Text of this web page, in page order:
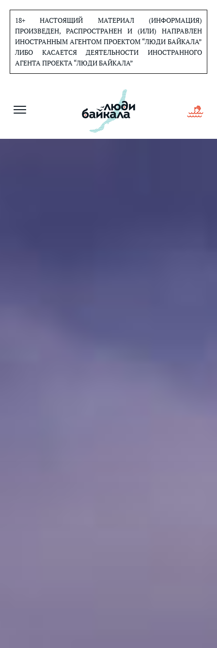
содержанию
18+ НАСТОЯЩИЙ МАТЕРИАЛ (ИНФОРМАЦИЯ)
ПРОИЗВЕДЕН, РАСПРОСТРАНЕН И (ИЛИ) НАПРАВЛЕН
ИНОСТРАННЫМ АГЕНТОМ ПРОЕКТОМ “ЛЮДИ БАЙКАЛА”
ЛИБО КАСАЕТСЯ ДЕЯТЕЛЬНОСТИ ИНОСТРАННОГО
АГЕНТА ПРОЕКТА “ЛЮДИ БАЙКАЛА”